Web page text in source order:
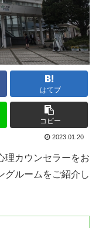
はてブ
コピー
2023.01.20
理カウンセラーをお
グルームをご紹介し